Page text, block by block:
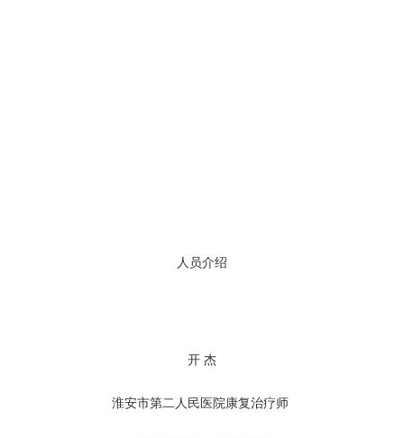
人员介绍
开 杰
淮安市第二人民医院康复治疗师